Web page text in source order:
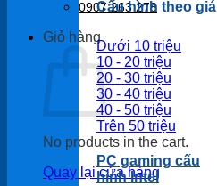
0907 263 278
Giỏ hàng
No products in the cart.
Quay lại cửa hàng
Cấu hình theo giá
Dưới 10 triệu
10 - 20 triệu
20 - 30 triệu
30 - 40 triệu
40 - 50 triệu
Trên 50 triệu
PC gaming cấu
hình Intel